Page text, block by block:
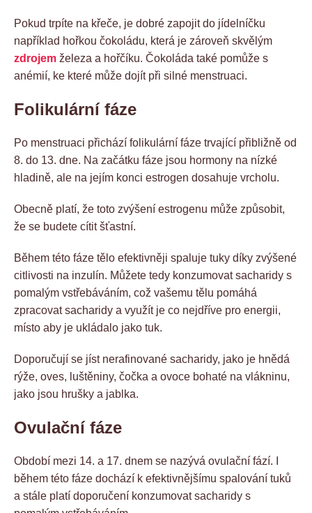
Pokud trpíte na křeče, je dobré zapojit do jídelníčku
například hořkou čokoládu, která je zároveň skvělým
zdrojem železa a hořčíku. Čokoláda také pomůže s
anémií, ke které může dojít při silné menstruaci.
Folikulární fáze
Po menstruaci přichází folikulární fáze trvající přibližně od
8. do 13. dne. Na začátku fáze jsou hormony na nízké
hladině, ale na jejím konci estrogen dosahuje vrcholu.
Obecně platí, že toto zvýšení estrogenu může způsobit,
že se budete cítit šťastní.
Během této fáze tělo efektivněji spaluje tuky díky zvýšené
citlivosti na inzulín. Můžete tedy konzumovat sacharidy s
pomalým vstřebáváním, což vašemu tělu pomáhá
zpracovat sacharidy a využít je co nejdříve pro energii,
místo aby je ukládalo jako tuk.
Doporučují se jíst nerafinované sacharidy, jako je hnědá
rýže, oves, luštěniny, čočka a ovoce bohaté na vlákninu,
jako jsou hrušky a jablka.
Ovulační fáze
Období mezi 14. a 17. dnem se nazývá ovulační fází. I
během této fáze dochází k efektivnějšímu spalování tuků
a stále platí doporučení konzumovat sacharidy s